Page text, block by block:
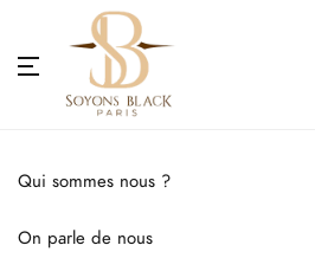
WHO WE ARE?
LIVE MY TIGHTS
Qui sommes nous ?
On parle de nous